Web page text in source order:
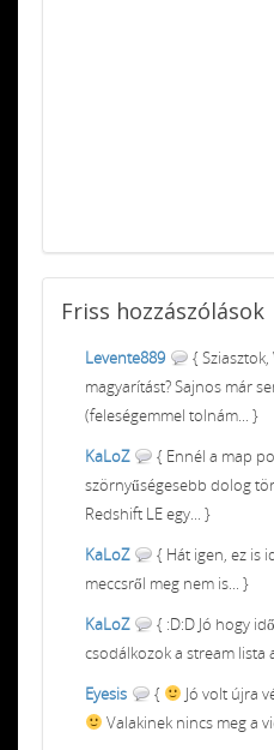
Friss hozzászólások
Levente889
{
magyarítást? Sajnos már
(feleségemmel tolnám... }
KaLoZ
{ Ennél a map
szörnyűségesebb dolog
Redshift LE egy... }
KaLoZ
{ Hát igen, ez is
meccsről meg nem is... }
KaLoZ
{ :D:D Jó hogy
csodálkozok a stream lista
Eyesis
{
Jó volt újra
Valakinek nincs meg a